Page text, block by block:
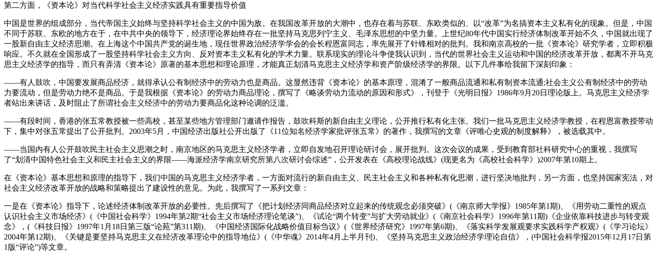
第二方面，《资本论》对当代科学社会主义经济实践具有重要指导价值
中国是世界的组成部分，当代帝国主义始终与坚持科学社会主义的中国为敌。在我国改革开放的大潮中，也存在着与苏联、东欧类似的、以“改革”为名搞资本主义私有化的现象。但是，中国
不同于苏联、东欧的地方在于，在中共中央的领导下，经济理论界始终存在一批坚持马克思列宁主义、毛泽东思想的中坚力量。上世纪80年代中国实行经济体制改革开始不久，中国就出现了
一股新自由主义经济思潮。在上海这个中国共产党的诞生地，现任世界政治经济学学会的会长程恩富同志，率先展开了针锋相对的批判。我和南京高校的一批《资本论》研究学者，立即积极
响应。不久就在全国形成了一股坚持科学社会主义方向、反对资本主义私有化的学术力量。联系现实的理论斗争使我认识到，当代的世界社会主义运动和中国的经济改革开放，都离不开马克
思主义经济学的指导，而只有弄清《资本论》原著的基本思想和理论原理，才能真正划清马克思主义经济学和资产阶级经济学的界限。以下几件事给我留下深刻印象：
——有人鼓吹，中国要发展商品经济，就得承认公有制经济中的劳动力也是商品。这显然违背《资本论》的基本原理，混淆了一般商品流通和私有制资本流通;社会主义公有制经济中的劳动
力要流动，但是劳动力绝不是商品。于是我根据《资本论》的劳动力商品理论，撰写了《略谈劳动力流动的原因和形式》，刊登于《光明日报》1986年9月20日理论版上。马克思主义经济学
者站出来讲话，及时阻止了所谓社会主义经济中的劳动力要商品化这种论调的泛滥。
——有段时间，香港的张五常教授被一些高校，甚至某些地方管理部门邀请作报告，鼓吹科斯的新自由主义理论，公开推行私有化主张。我们一批马克思主义经济学教授，在程恩富教授带动
下，集中对张五常提出了公开批判。2003年5月，中国经济出版社公开出版了《11位知名经济学家批评张五常》的著作，我撰写的文章《评唯心史观的制度解释》，被选载其中。
——当国内有人公开鼓吹民主社会主义思潮之时，南京地区的马克思主义经济学者，立即自发地召开理论研讨会，展开批判。这次会议的成果，受到教育部社科研究中心的重视，我撰写
了“划清中国特色社会主义和民主社会主义的界限——海派经济学南京研究所第八次研讨会综述”，公开发表在《高校理论战线》(现更名为《高校社会科学》)2007年第10期上。
在《资本论》基本思想和原理的指导下，我们中国的马克思主义经济学者，一方面对流行的新自由主义、民主社会主义和各种私有化思潮，进行坚决地批判，另一方面，也坚持国家宪法，对
社会主义经济改革开放的战略和策略提出了建设性的意见。为此，我撰写了一系列文章：
一是在《资本论》指导下，论述经济体制改革开放的必要性。 先后撰写了《把计划经济同商品经济对立起来的传统观念必须突破》(《南京师大学报》1985年第1期)、《用劳动二重性的观点
认识社会主义市场经济》(《中国社会科学》1994年第2期“社会主义市场经济理论笔谈”)、《试论“两个转变”与扩大劳动就业》(《南京社会科学》1996年第11期)《企业依靠科技进步与转变观
念》，(《科技日报》1997年1月18日第三版“论苑”第311期)、《中国经济国际化战略价值目标刍议》(《世界经济研究》1997年第6期)、《落实科学发展观要求实践科学产权观》(《学习论坛》
2004年第12期)、《关键是要坚持马克思主义在经济改革理论中的指导地位》(《中华魂》2014年4月上半月刊)、《坚持马克思主义政治经济学理论自信》，(中国社会科学报2015年12月17日第
1版“评论”)等文章。